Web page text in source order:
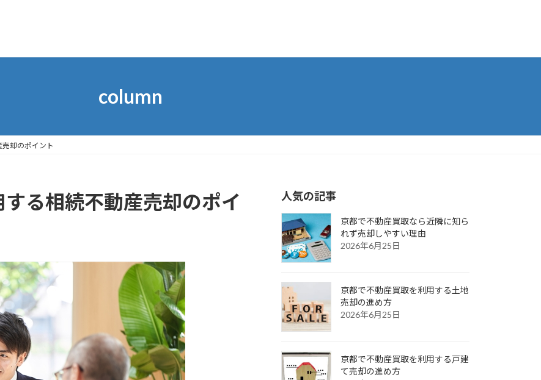
column
却のポイント
る相続不動産売却のポイ
人気の記事
京都で不動産買取なら近隣に知ら
れず売却しやすい理由
2026年6月25日
京都で不動産買取を利用する土地
売却の進め方
2026年6月25日
京都で不動産買取を利用する戸建
て売却の進め方